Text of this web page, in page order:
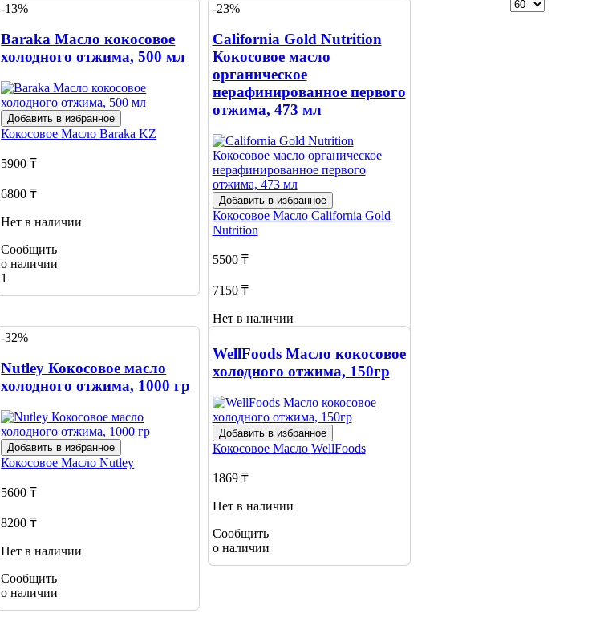
-13%
Baraka Масло кокосовое
холодного отжима, 500 мл
Добавить в избранное
Кокосовое МаслоBaraka KZ
5900 ₸
6800 ₸
Нет в наличии
Сообщить
о наличии
1
-23%
California Gold Nutrition
Кокосовое масло
органическое
нерафинированное первого
отжима, 473 мл
Добавить в избранное
Кокосовое Масло California Gold
Nutrition
5500 ₸
7150 ₸
Нет в наличии
Сообщить
о наличии
-32%
Nutley Кокосовое масло
холодного отжима, 1000 гр
Добавить в избранное
Кокосовое МаслоNutley
5600 ₸
8200 ₸
Нет в наличии
Сообщить
о наличии
WellFoods Масло кокосовое
холодного отжима, 150гр
Добавить в избранное
Кокосовое Масло WellFoods
1869 ₸
Нет в наличии
Сообщить
о наличии